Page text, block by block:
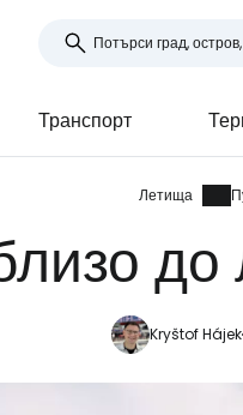
Транспорт
Летища
Kryštof Hájek